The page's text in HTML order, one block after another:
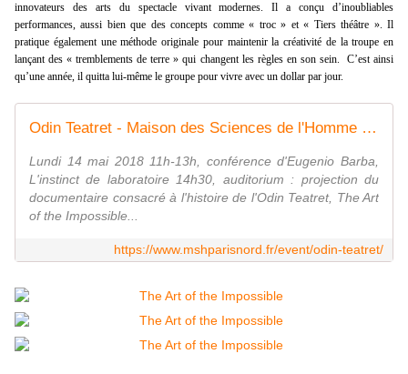
innovateurs des arts du spectacle vivant modernes. Il a conçu d’inoubliables
performances, aussi bien que des concepts comme « troc » et « Tiers théâtre ». Il
pratique également une méthode originale pour maintenir la créativité de la troupe en
lançant des « tremblements de terre » qui changent les règles en son sein. C’est ainsi
qu’une année, il quitta lui-même le groupe pour vivre avec un dollar par jour.
Odin Teatret - Maison des Sciences de l'Homme Paris Nord
Lundi 14 mai 2018 11h-13h, conférence d'Eugenio Barba,
L'instinct de laboratoire 14h30, auditorium : projection du
documentaire consacré à l'histoire de l'Odin Teatret, The Art
of the Impossible...
https://www.mshparisnord.fr/event/odin-teatret/